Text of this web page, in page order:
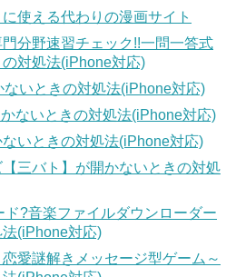
使える代わりの漫画サイト
分野速習チェック!!一問一答式
対処法(iPhone対応)
いときの対処法(iPhone対応)
ないときの対処法(iPhone対応)
いときの対処法(iPhone対応)
三バト】が開かないときの対処
?音楽ファイルダウンローダー
(iPhone対応)
愛謎解きメッセージ型ゲーム～